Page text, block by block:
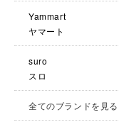
Yammart
ヤマート
suro
スロ
全てのブランドを見る